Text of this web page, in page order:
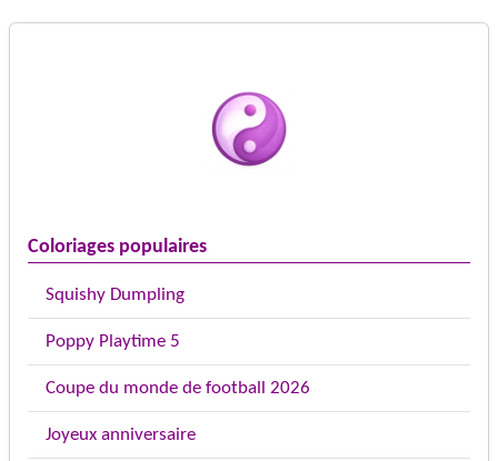
Coloriages populaires
Squishy Dumpling
Poppy Playtime 5
Coupe du monde de football 2026
Joyeux anniversaire